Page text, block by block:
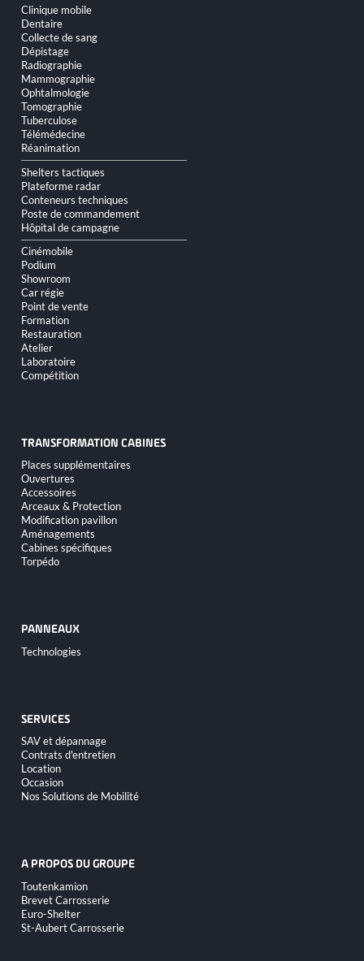
Aller
au
contenu
Clinique mobile
Dentaire
Collecte de sang
Dépistage
Radiographie
Mammographie
Ophtalmologie
Tomographie
Tuberculose
Télémédecine
Réanimation
Shelters tactiques
Plateforme radar
Conteneurs techniques
Poste de commandement
Hôpital de campagne
Cinémobile
Podium
Showroom
Car régie
Point de vente
Formation
Restauration
Atelier
Laboratoire
Compétition
TRANSFORMATION CABINES
Aller
au
contenu
Places supplémentaires
Ouvertures
Accessoires
Arceaux & Protection
Modification pavillon
Aménagements
Cabines spécifiques
Torpédo
PANNEAUX
Aller
au
Technologies
SERVICES
Aller
au
contenu
SAV et dépannage
Contrats d'entretien
Location
Occasion
Nos Solutions de Mobilité
A PROPOS DU GROUPE
Aller
au
contenu
Toutenkamion
Brevet Carrosserie
Euro-Shelter
St-Aubert Carrosserie